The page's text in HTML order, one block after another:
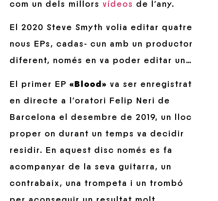
com un dels millors vídeos de l’any.
El 2020 Steve Smyth volia editar quatre
nous EPs, cadas- cun amb un productor
diferent, només en va poder editar un…
El primer EP «Blood» va ser enregistrat
en directe a l’oratori Felip Neri de
Barcelona el desembre de 2019, un lloc
proper on durant un temps va decidir
residir. En aquest disc només es fa
acompanyar de la seva guitarra, un
contrabaix, una trompeta i un trombó